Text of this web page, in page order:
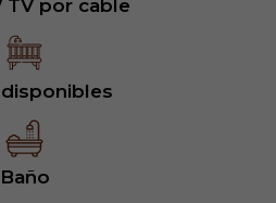
TV por cable
disponibles
Baño